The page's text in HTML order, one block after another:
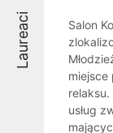
Laureaci
Salon
miejsce
usług